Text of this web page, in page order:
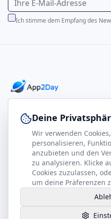
Ich stimme dem Empfang des
footer.company
Kontakt
Partner werden
Gesundheits-Kompass
Deine
Wir verwenden
personalisieren,
anzubieten und den
zu analysieren. Klicke
Cookies zuzulassen,
um deine Präferenzen